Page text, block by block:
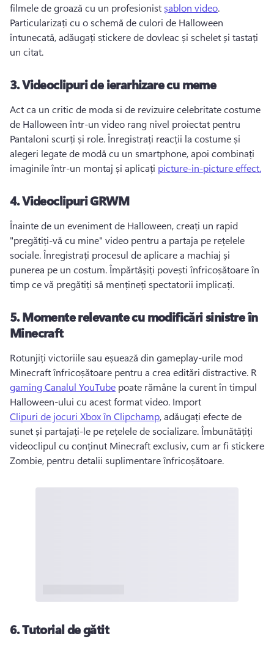
filmele de groază cu un profesionist șablon video
Particularizați cu o schemă de culori de Halloween
întunecată, adăugați stickere de dovleac și schelet și tastați
un citat.
3.Videoclipuri de ierarhizare cu meme
Act ca un critic de moda si de revizuire celebritate costume
de Halloween într-un video rang nivel proiectat pentru
Pantaloni scurți și role. Înregistrați reacții la costume și
alegeri legate de modă cu un smartphone, apoi combinați
imaginile într-un montaj și aplicați picture-in-picture effect.
4.Videoclipuri GRWM
Înainte de un eveniment de Halloween, creați un rapid
"pregătiți-vă cu mine" video pentru a partaja pe rețelele
sociale. Înregistrați procesul de aplicare a machiaj și
punerea pe un costum. Împărtășiți povești înfricoșătoare în
timp ce vă pregătiți să mențineți spectatorii implicați.
5.Momente relevante cu modificări sinistre în
Minecraft
Rotunjiți victoriile sau eșuează din gameplay-urile mod
Minecraft înfricoșătoare pentru a crea editări distractive. R
gaming Canalul YouTube poate rămâne la curent în timpul
Halloween-ului cu acest format video. Import
Clipuri de jocuri Xbox în Clipchamp, adăugați efecte de
sunet și partajați-le pe rețelele de socializare. Îmbunătățiți
videoclipul cu conținut Minecraft exclusiv, cum ar fi stickere
Zombie, pentru detalii suplimentare înfricoșătoare.
6.Tutorial de gătit